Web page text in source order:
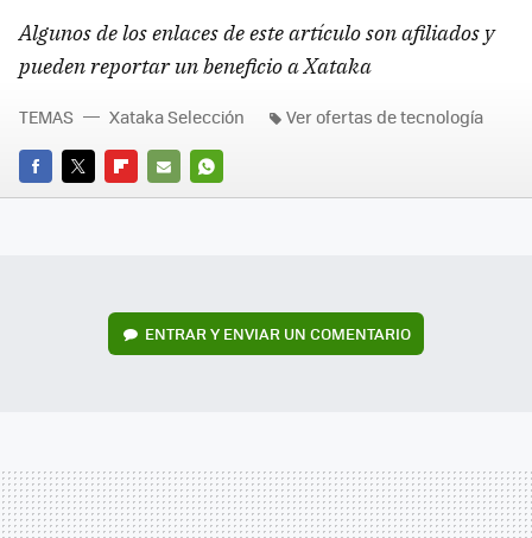
Algunos de los enlaces de este artículo son afiliados y
pueden reportar un beneficio a Xataka
FACEBOOK
TWITTERFLIPBOARD
E-
WHATSAPP
TEMAS Xataka Selección Ver ofertas de tecnología
ENTRAR Y ENVIAR UN COMENTARIO